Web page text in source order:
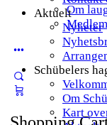
Om
options
Aktuelt
Nyheter
Schübelers
Om
Kart